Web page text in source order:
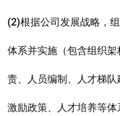
(2)根据公司发展战略，
体系并实施（包含组织
责、人员编制、人才梯队
激励政策、人才培养等